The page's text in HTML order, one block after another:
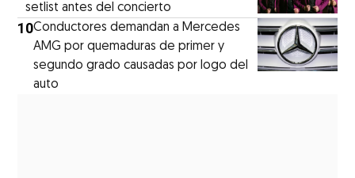
setlist antes del concierto
10Conductores demandan a Mercedes
AMG por quemaduras de primer y
segundo grado causadas por logo del
auto